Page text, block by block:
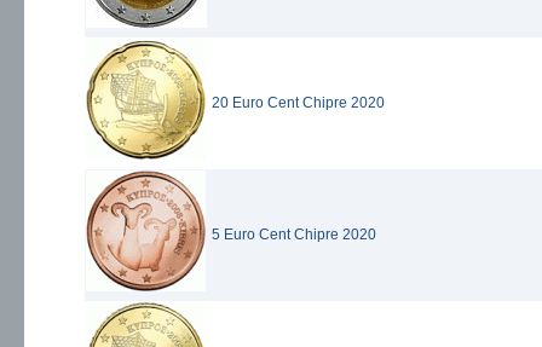
20 Euro Cent Chipre 2020
5 Euro Cent Chipre 2020